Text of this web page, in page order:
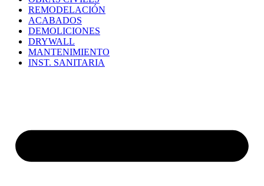
REMODELACIÓN
ACABADOS
DEMOLICIONES
DRYWALL
MANTENIMIENTO
INST. SANITARIA